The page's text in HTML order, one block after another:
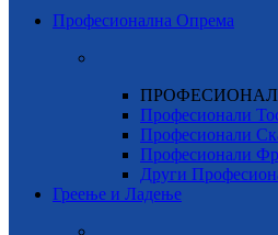
Професионална Опрема
Професионали
Професионали
Професионали
Други
Греење и Ладење